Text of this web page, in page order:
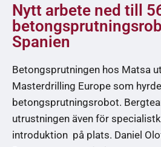
Nytt arbete ned till
Spanien
Betongsprutningen hos Matsa
Masterdrilling Europe som
betongsprutningsrobot.
utrustningen även för
introduktion på plats. Daniel